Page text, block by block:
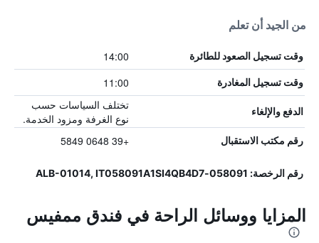
من الجيد أن تعلم
وقت تسجيل الصعود للطائرة 14:00
وقت تسجيل المغادرة 11:00
الدفع والإلغاء
تختلف السياسات حسب
نوع الغرفة ومزود الخدمة.
رقم مكتب الاستقبال +39 0648 5849
رقم الرخصة: 058091-ALB-01014, IT058091A1SI4QB4D7
المزايا ووسائل الراحة في فندق ممفيس